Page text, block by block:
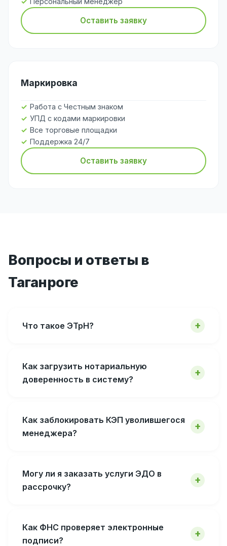
Оставить заявку
Маркировка
Работа с Честным знаком
УПД с кодами маркировки
Все торговые площадки
Поддержка 24/7
Оставить заявку
Вопросы и ответы в
Таганроге
Что такое ЭТрН?
Как загрузить нотариальную
доверенность в систему?
Как заблокировать КЭП уволившегося
менеджера?
Могу ли я заказать услуги ЭДО в
рассрочку?
Как ФНС проверяет электронные
подписи?